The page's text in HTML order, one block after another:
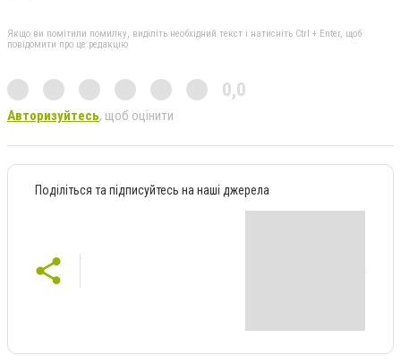
Якщо ви помітили помилку, виділіть необхідний текст і натисніть Ctrl + Enter, щоб
повідомити про це редакцію
0,0
Авторизуйтесь, щоб оцінити
Поділіться та підписуйтесь на наші джерела